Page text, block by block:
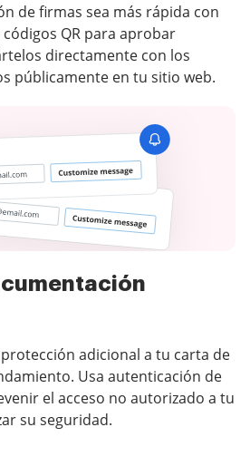
de firmas sea más rápida con
QR para aprobar
directamente con los
públicamente en tu sitio web.
adicional a tu carta de
Usa autenticación de
el acceso no autorizado a tu
su seguridad.